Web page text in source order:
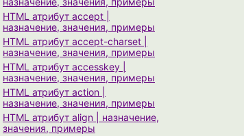
HTML атрибут accept |
назначение, значения, примеры
HTML атрибут accept-charset |
назначение, значения, примеры
HTML атрибут accesskey |
назначение, значения, примеры
HTML атрибут action |
назначение, значения, примеры
HTML атрибут align | назначение,
значения, примеры